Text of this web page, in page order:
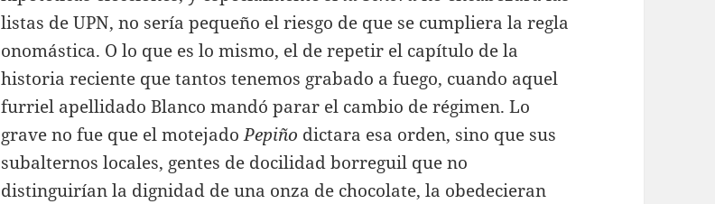
listas de UPN, no sería pequeño el riesgo de que se cumpliera la regla
onomástica. O lo que es lo mismo, el de repetir el capítulo de la
historia reciente que tantos tenemos grabado a fuego, cuando aquel
furriel apellidado Blanco mandó parar el cambio de régimen. Lo
grave no fue que el motejadoPepiño dictara esa orden, sino que sus
subalternos locales, gentes de docilidad borreguil que no
distinguirían la dignidad de una onza de chocolate, la obedecieran